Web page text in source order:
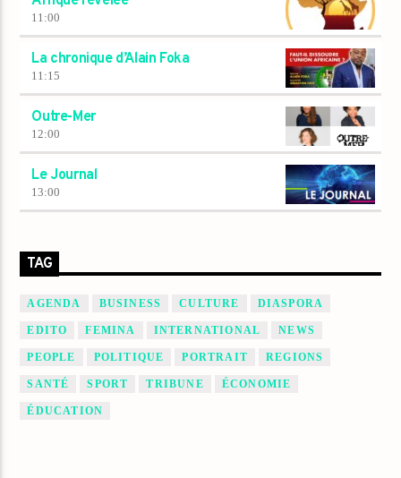
11:00
La chronique d’Alain Foka
11:15
Outre-Mer
12:00
Le Journal
13:00
TAG
AGENDA BUSINESS CULTURE DIASPORA
EDITO FEMINA INTERNATIONAL NEWS
PEOPLE POLITIQUE PORTRAIT REGIONS
SANTÉ SPORT TRIBUNE ÉCONOMIE
ÉDUCATION